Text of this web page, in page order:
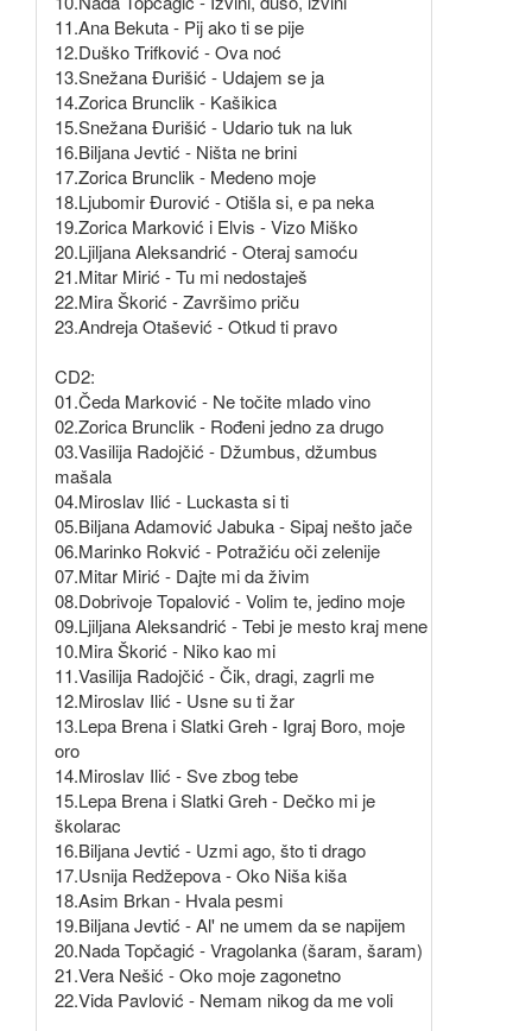
11.Ana Bekuta - Pij ako ti se pije
12.Duško Trifković - Ova noć
13.Snežana Đurišić - Udajem se ja
14.Zorica Brunclik - Kašikica
15.Snežana Đurišić - Udario tuk na luk
16.Biljana Jevtić - Ništa ne brini
17.Zorica Brunclik - Medeno moje
18.Ljubomir Đurović - Otišla si, e pa neka
19.Zorica Marković i Elvis - Vizo Miško
20.Ljiljana Aleksandrić - Oteraj samoću
21.Mitar Mirić - Tu mi nedostaješ
22.Mira Škorić - Završimo priču
23.Andreja Otašević - Otkud ti pravo
CD2:
01.Čeda Marković - Ne točite mlado vino
02.Zorica Brunclik - Rođeni jedno za drugo
03.Vasilija Radojčić - Džumbus, džumbus
mašala
04.Miroslav Ilić - Luckasta si ti
05.Biljana Adamović Jabuka - Sipaj nešto jače
06.Marinko Rokvić - Potražiću oči zelenije
07.Mitar Mirić - Dajte mi da živim
08.Dobrivoje Topalović - Volim te, jedino moje
09.Ljiljana Aleksandrić - Tebi je mesto kraj mene
10.Mira Škorić - Niko kao mi
11.Vasilija Radojčić - Čik, dragi, zagrli me
12.Miroslav Ilić - Usne su ti žar
13.Lepa Brena i Slatki Greh - Igraj Boro, moje
oro
14.Miroslav Ilić - Sve zbog tebe
15.Lepa Brena i Slatki Greh - Dečko mi je
školarac
16.Biljana Jevtić - Uzmi ago, što ti drago
17.Usnija Redžepova - Oko Niša kiša
18.Asim Brkan - Hvala pesmi
19.Biljana Jevtić - Al' ne umem da se napijem
20.Nada Topčagić - Vragolanka (šaram, šaram)
21.Vera Nešić - Oko moje zagonetno
22.Vida Pavlović - Nemam nikog da me voli